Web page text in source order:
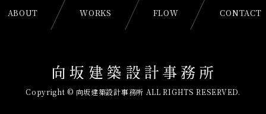
ABOUT WORKS FLOW CONTACT
Copyright © 向坂建築設計事務所 ALL RIGHTS RESERVED.